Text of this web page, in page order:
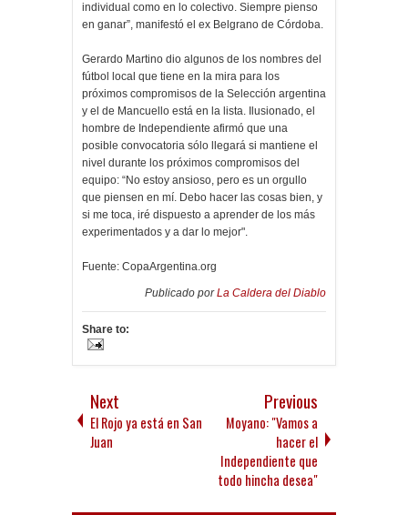
individual como en lo colectivo. Siempre pienso
en ganar”, manifestó el ex Belgrano de Córdoba.
Gerardo Martino dio algunos de los nombres del
fútbol local que tiene en la mira para los
próximos compromisos de la Selección argentina
y el de Mancuello está en la lista. Ilusionado, el
hombre de Independiente afirmó que una
posible convocatoria sólo llegará si mantiene el
nivel durante los próximos compromisos del
equipo: “No estoy ansioso, pero es un orgullo
que piensen en mí. Debo hacer las cosas bien, y
si me toca, iré dispuesto a aprender de los más
experimentados y a dar lo mejor".
Fuente: CopaArgentina.org
Publicado porLa Caldera del Diablo
Share to:
Next
El Rojo ya está en San
Juan
Previous
Moyano: "Vamos a
hacer el
Independiente que
todo hincha desea"